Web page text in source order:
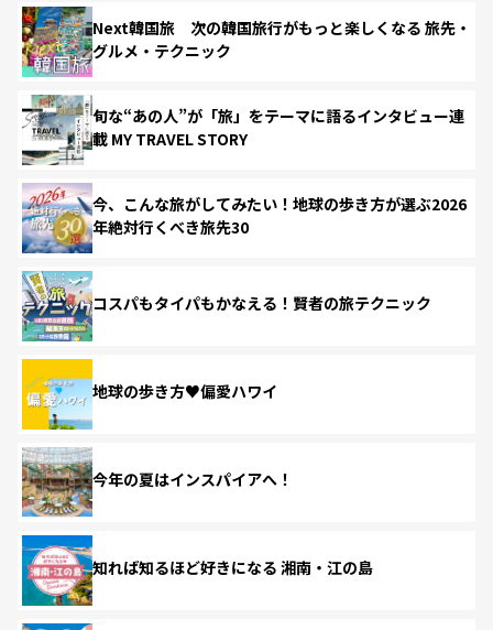
Next韓国旅 次の韓国旅行がもっと楽しくなる 旅先・
グルメ・テクニック
旬な“あの人”が「旅」をテーマに語るインタビュー連
載 MY TRAVEL STORY
今、こんな旅がしてみたい！地球の歩き方が選ぶ2026
年絶対行くべき旅先30
コスパもタイパもかなえる！賢者の旅テクニック
地球の歩き方♥偏愛ハワイ
今年の夏はインスパイアへ！
知れば知るほど好きになる 湘南・江の島